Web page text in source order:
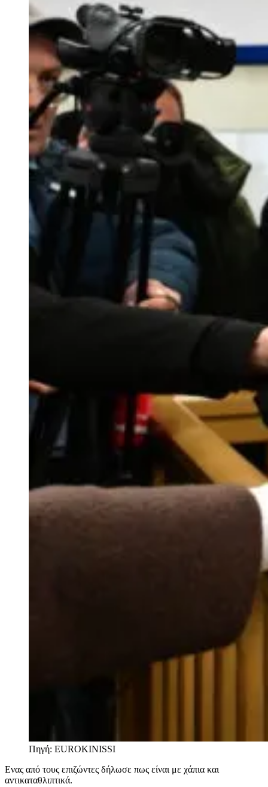
Πηγή: EUROKINISSI
Ενας από τους επιζώντες δήλωσε πως είναι με χάπια και
αντικαταθλιπτικά.